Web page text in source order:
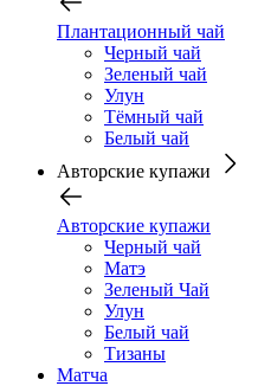
Плантационный чай
Черный чай
Зеленый чай
Улун
Тёмный чай
Белый чай
Авторские купажи
Авторские купажи
Черный чай
Матэ
Зеленый Чай
Улун
Белый чай
Тизаны
Матча